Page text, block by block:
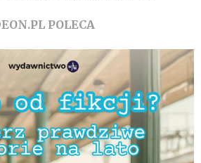
POLECA